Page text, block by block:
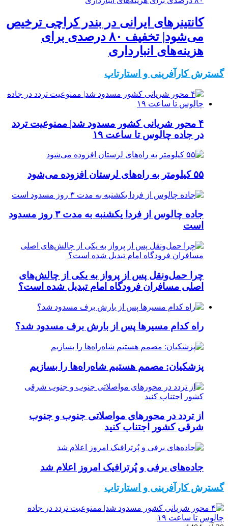
کانتینرهای ایرانی در بندر کراچی ترخیص
می‌شود| تخفیف ۸۰ درصدی برای
هزینه‌های انبارداری
گسترش کارآفرینی و استارتاپ
۴ محور شریانی کشور مسدود شد| ممنوعیت تردد
در جاده چالوس تا ساعت ۱۹
۵۵ کیلومتر به راه‌های لرستان افزوده می‌شود
جاده چالوس از فردا یکشنبه به مدت ۳ روز مسدود
است
چرا حمل‌ونقل پس از پرواز به یکی از چالش‌های
اصلی مسافران فرودگاه امام تبدیل شده است؟
راه کدام مسیرها پس از بارش برف مسدود شد؟
پزشکیان: مصمم هستیم شاه‌راه‌ها را بسازیم
از تردد در محورهای مواصلاتی جنوب و جنوب
شرقی کشور اجتناب کنید
جاده‌های برفی و پُرترافیک امروز اعلام شد
گسترش کارآفرینی و استارتاپ